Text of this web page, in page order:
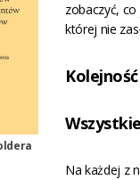
zobaczyć,
której nie
Na każdej z